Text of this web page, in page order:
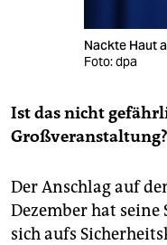
Nackte Haut
Foto: dpa
Ist das nicht
Großveranstaltung?
Der Anschlag auf
Dezember hat
sich aufs